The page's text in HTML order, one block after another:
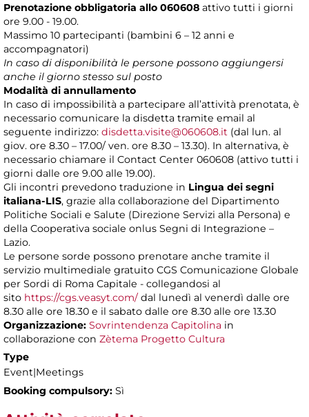
Prenotazione obbligatoria allo 060608 attivo tutti i giorni
ore 9.00 - 19.00.
Massimo 10 partecipanti (bambini 6 – 12 anni e
accompagnatori)
In caso di disponibilità le persone possono aggiungersi
anche il giorno stesso sul posto
Modalità di annullamento
In caso di impossibilità a partecipare all’attività prenotata, è
necessario comunicare la disdetta tramite email al
seguente indirizzo: disdetta.visite@060608.it (dal lun. al
giov. ore 8.30 – 17.00/ ven. ore 8.30 – 13.30). In alternativa, è
necessario chiamare il Contact Center 060608 (attivo tutti i
giorni dalle ore 9.00 alle 19.00).
Gli incontri prevedono traduzione in Lingua dei segni
italiana-LIS, grazie alla collaborazione del Dipartimento
Politiche Sociali e Salute (Direzione Servizi alla Persona) e
della Cooperativa sociale onlus Segni di Integrazione –
Lazio.
Le persone sorde possono prenotare anche tramite il
servizio multimediale gratuito CGS Comunicazione Globale
per Sordi di Roma Capitale - collegandosi al
sito https://cgs.veasyt.com/dal lunedì al venerdì dalle ore
8.30 alle ore 18.30 e il sabato dalle ore 8.30 alle ore 13.30
Organizzazione: Sovrintendenza Capitolina in
collaborazione con Zètema Progetto Cultura
Type
Event|Meetings
Booking compulsory: Sì